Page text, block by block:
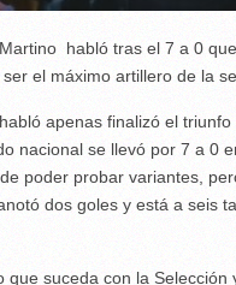
habló tras el 7 a 0
el máximo artillero de la
apenas finalizó el
nacional se llevó por 7 a 0
poder probar variantes,
dos goles y está a seis
que suceda con la